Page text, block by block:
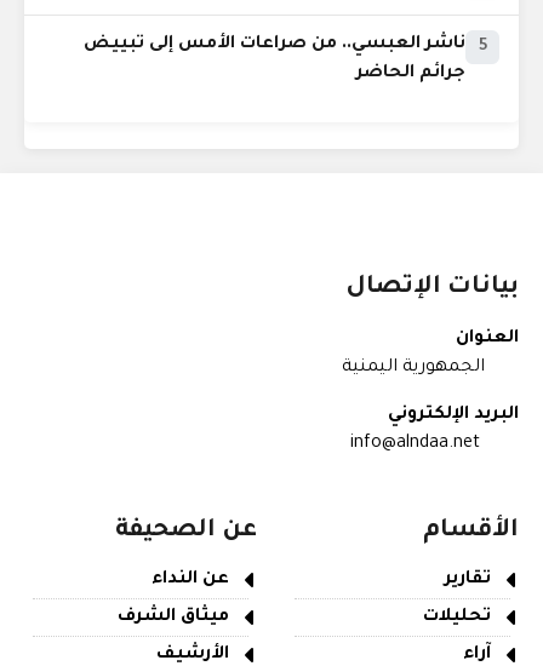
5
ناشر العبسي.. من صراعات الأمس إلى تبييض
جرائم الحاضر
بيانات الإتصال
العنوان
الجمهورية اليمنية
البريد الإلكتروني
info@alndaa.net
الأقسام
تقارير
تحليلات
آراء
عن الصحيفة
عن النداء
ميثاق الشرف
الأرشيف